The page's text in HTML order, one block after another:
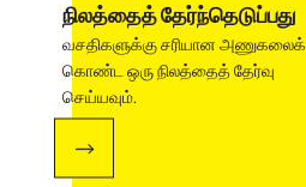
நிலத்தைத் தேர்ந்தெடுப்பது
வசதிகளுக்கு சரியான அணுகலைக்
கொண்ட ஒரு நிலத்தைத் தேர்வு
செய்யவும்.